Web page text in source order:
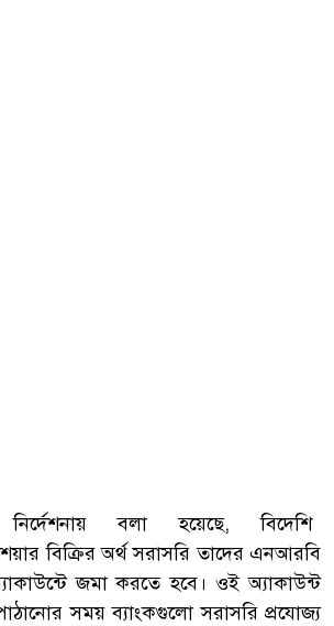
নির্দেশনায় বলা হয়েছে, বিদেশি
বিক্রির অর্থ সরাসরি তাদের এনআরবি
জমা করতে হবে। ওই অ্যাকাউন্ট
সময় ব্যাংকগুলো সরাসরি প্রযোজ্য